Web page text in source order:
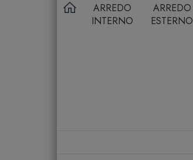
ARREDO
INTERNO
ARREDO
ESTERNO